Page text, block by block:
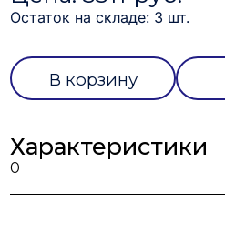
Остаток на складе: 3 шт.
В корзину
Характеристики
0